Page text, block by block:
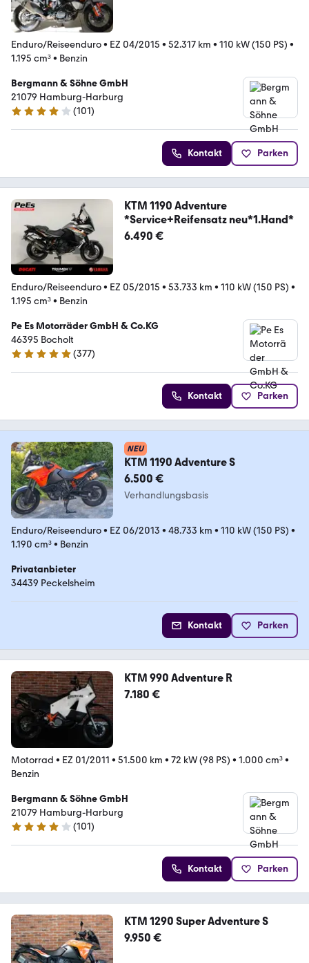
Enduro/Reiseenduro• EZ 04/2015 • 52.317 km • 110 kW (150 PS) •
1.195 cm³• Benzin
Bergmann & Söhne GmbH
21079 Hamburg-Harburg
3.9 Sterne
(101)
Kontakt Parken
KTM 1190 Adventure
*Service+Reifensatz neu*1.Hand*
6.490 €
Enduro/Reiseenduro• EZ 05/2015 • 53.733 km • 110 kW (150 PS) •
1.195 cm³• Benzin
Pe Es Motorräder GmbH & Co.KG
46395 Bocholt
4.8 Sterne
(377)
Kontakt Parken
NEU
KTM 1190 Adventure S
6.500 €
Verhandlungsbasis
Enduro/Reiseenduro• EZ 06/2013 • 48.733 km • 110 kW (150 PS) •
1.190 cm³• Benzin
Privatanbieter
34439 Peckelsheim
Kontakt Parken
KTM 990 Adventure R
7.180 €
Motorrad • EZ 01/2011 • 51.500 km • 72 kW (98 PS) • 1.000 cm³•
Benzin
Bergmann & Söhne GmbH
21079 Hamburg-Harburg
3.9 Sterne
(101)
Kontakt Parken
KTM 1290 Super Adventure S
9.950 €